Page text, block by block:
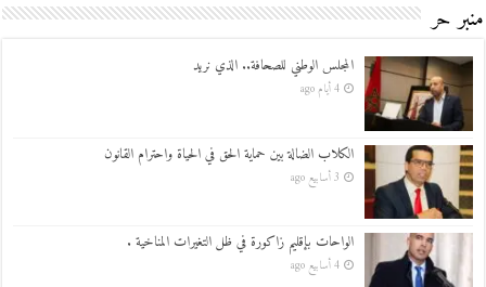
منبر حر
المجلس الوطني للصحافة.. الذي نريد
4 أيام ago
الكلاب الضالة بين حماية الحق في الحياة واحترام القانون
3 أسابيع ago
الواحات بإقليم زاكورة في ظل التغيرات المناخية .
4 أسابيع ago